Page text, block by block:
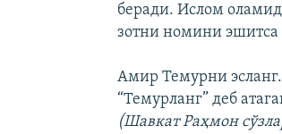
беради. Ислом
зотни номини эшитса
Амир Темурни
“Темурланг” деб
(Шавкат Раҳмон